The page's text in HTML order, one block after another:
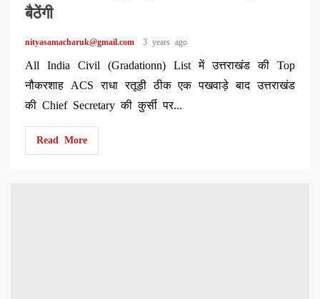
बैठेंगी
nityasamacharuk@gmail.com 3 years ago
All India Civil (Gradationn) List में उत्तराखंड की Top
नौकरशाह ACS राधा रतूड़ी ठीक एक पखवाड़े बाद उत्तराखंड
की Chief Secretary की कुर्सी पर...
Read More